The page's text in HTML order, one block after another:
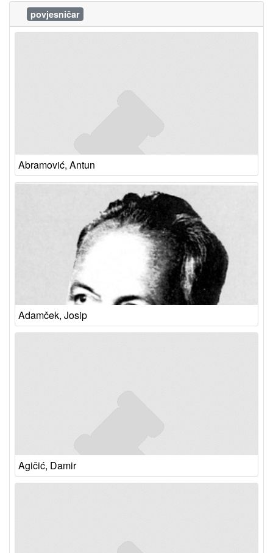
povjesničar
Abramović, Antun
Adamček, Josip
Agičić, Damir